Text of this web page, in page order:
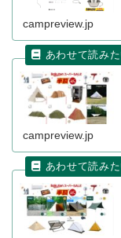
campreview.jp
campreview.jp